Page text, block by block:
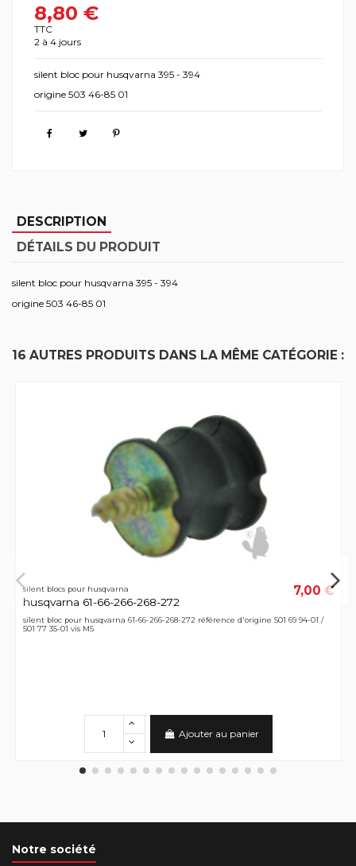
8,80 €
TTC
2 à 4 jours
silent bloc pour husqvarna 395 - 394
origine 503 46-85 01
DESCRIPTION
DÉTAILS DU PRODUIT
silent bloc pour husqvarna 395 - 394
origine 503 46-85 01
16 AUTRES PRODUITS DANS LA MÊME CATÉGORIE :
silent blocs pour husqvarna
husqvarna 61-66-266-268-272
7,00 €
silent bloc pour husqvarna 61-66-266-268-272 référence d'origine 501 69 94-01 /
501 77 35-01 vis M5
Ajouter au panier
Notre société